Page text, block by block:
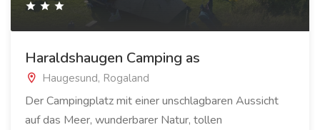
Haraldshaugen Camping as
Haugesund, Rogaland
Der Campingplatz mit einer unschlagbaren Aussicht
auf das Meer, wunderbarer Natur, tollen